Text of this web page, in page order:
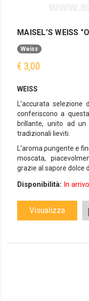
MAISEL’S WEISS
Weiss
€ 3,00
WEISS
L’accurata
conferiscono a
brillante, unito ad
tradizionali lieviti.
L’aroma pungente e
moscata,
grazie al sapore dolce
Disponibilità: In arrivo
Visualizza